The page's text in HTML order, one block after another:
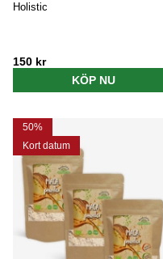
Holistic
150 kr
KÖP NU
50%
Kort datum